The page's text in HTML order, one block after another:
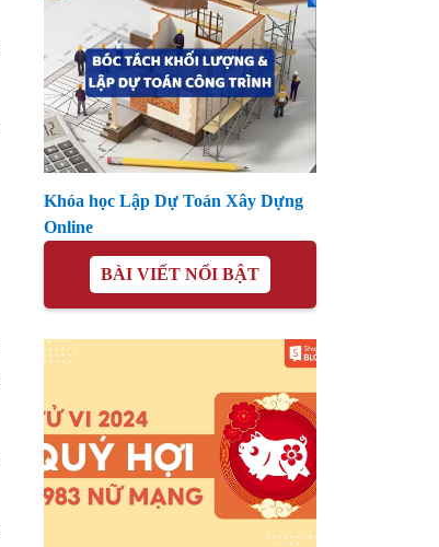
Khóa học Lập Dự Toán Xây Dựng
Online
BÀI VIẾT NỔI BẬT